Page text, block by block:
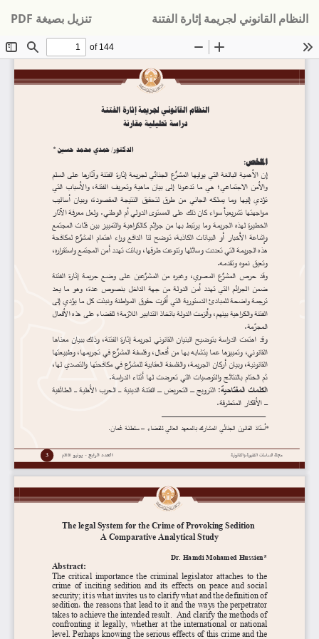
إلى
المؤلَّف
النظام القانوني لجريمة إثارة الفتنة تنزيل
تنزيل بصيغة PDF